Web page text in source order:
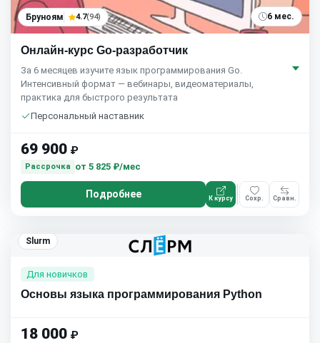
Бруноям 4.7(94) 6 мес.
Онлайн-курс Go-разработчик
За 6 месяцев изучите язык программирования Go.
Интенсивный формат — вебинары, видеоматериалы,
практика для быстрого результата
Персональный наставник
69 900 ₽
Рассрочка от 5 825 ₽/мес
Подробнее К курсу Сохр. Сравн.
Slurm
Для новичков
Основы языка программирования Python
18 000 ₽